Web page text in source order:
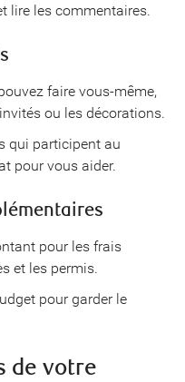
lire les commentaires.
faire vous-même,
ou les décorations.
qui participent au
pour vous aider.
pour les frais
et les permis.
pour garder le
de votre